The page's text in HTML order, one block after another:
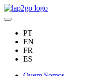
PT
EN
FR
ES